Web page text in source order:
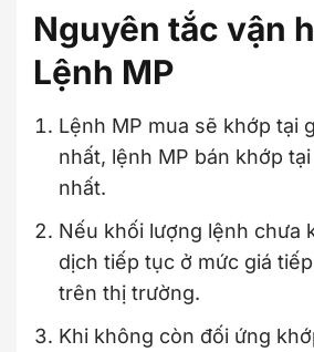
Nguyên tắc vận
Lệnh MP
Lệnh MP mua sẽ khớp tại
nhất, lệnh MP bán khớp
nhất.
Nếu khối lượng lệnh chưa
dịch tiếp tục ở mức giá
trên thị trường.
Khi không còn đối ứng